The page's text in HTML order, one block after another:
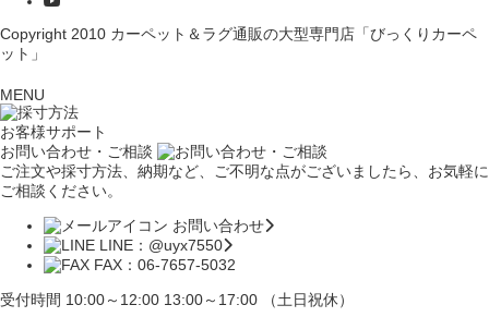
Copyright 2010 カーペット＆ラグ通販の大型専門店「びっくりカーペ
ット」
MENU
お客様サポート
お問い合わせ・ご相談
ご注文や採寸方法、納期など、ご不明な点がございましたら、お気軽に
ご相談ください。
お問い合わせ
LINE：@uyx7550
FAX：06-7657-5032
受付時間 10:00～12:00 13:00～17:00 （土日祝休）